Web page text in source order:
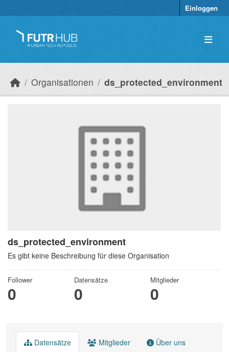
Einloggen
Organisationen ds_protected_environment
ds_protected_environment
Es gibt keine Beschreibung für diese Organisation
Follower
0
Datensätze
0
Mitglieder
0
Datensätze Mitglieder Über uns